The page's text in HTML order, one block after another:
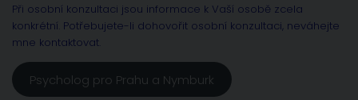
Při osobní konzultaci jsou informace k Vaší osobě zcela
konkrétní. Potřebujete-li dohovořit osobní konzultaci, neváhejte
mne kontaktovat.
Psycholog pro Prahu a Nymburk